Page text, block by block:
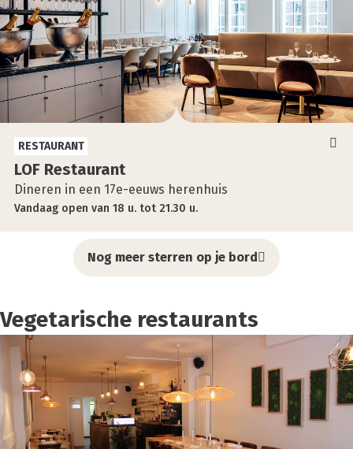
LOF Res­tau­rant
Dineren in een 17e-eeuws herenhuis
RESTAURANT
Vandaag open van 18 u. tot 21.30 u.
Nog meer sterren op je bord
Vegetarische restaurants